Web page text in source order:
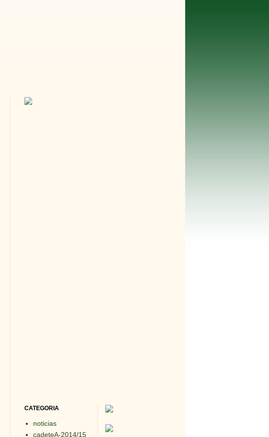
CATEGORIA
noticias
cadeteA-2014/15